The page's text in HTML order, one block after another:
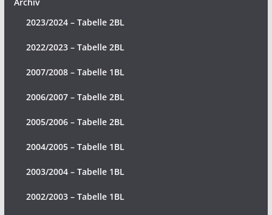
2023/2024 – Tabelle 2BL
2022/2023 – Tabelle 2BL
2007/2008 – Tabelle 1BL
2006/2007 – Tabelle 2BL
2005/2006 – Tabelle 2BL
2004/2005 – Tabelle 1BL
2003/2004 – Tabelle 1BL
2002/2003 – Tabelle 1BL